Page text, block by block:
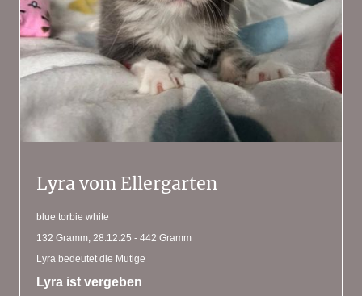
Lyra vom Ellergarten
blue torbie white
132 Gramm, 28.12.25 - 442 Gramm
Lyra bedeutet die Mutige
Lyra ist vergeben